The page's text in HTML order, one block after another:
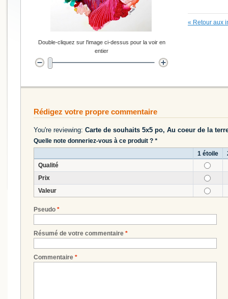
« Retour aux
Double-cliquez sur l'image ci-dessus pour la voir en
entier
Rédigez votre propre commentaire
You're reviewing: Carte de souhaits 5x5 po, Au coeur de la
Quelle note donneriez-vous à ce produit ? *
1 étoile
Qualité
Prix
Valeur
*
Pseudo
*
Résumé de votre commentaire
*
Commentaire